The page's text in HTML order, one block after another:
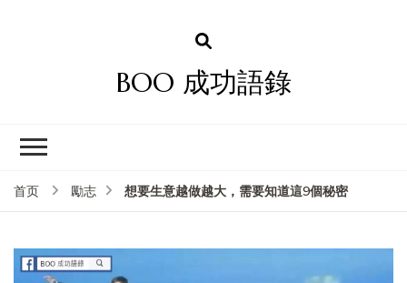
BOO 成功語錄
首页 勵志 想要生意越做越大，需要知道這9個秘密